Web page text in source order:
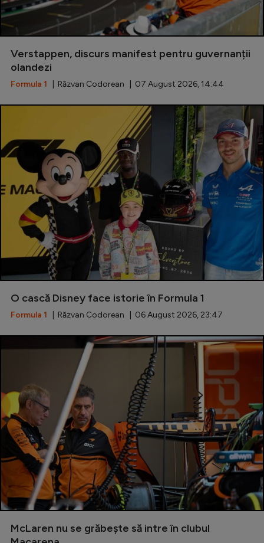
Verstappen, discurs manifest pentru guvernanții
olandezi
Formula 1 | Răzvan Codorean | 07 August 2026, 14:44
O cască Disney face istorie în Formula 1
Formula 1 | Răzvan Codorean | 06 August 2026, 23:47
McLaren nu se grăbește să intre în clubul